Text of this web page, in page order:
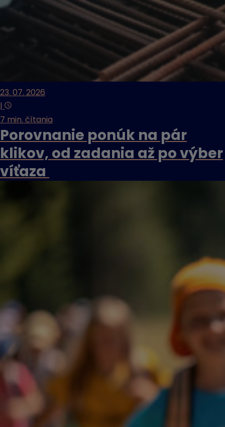
23. 07. 2026
|
7 min. čítania
Porovnanie ponúk na pár
klikov, od zadania až po výber
víťaza